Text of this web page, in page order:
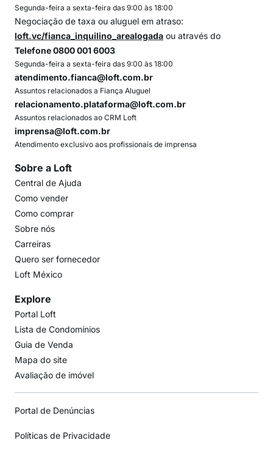
Segunda-feira a sexta-feira das 9:00 às 18:00
Negociação de taxa ou aluguel em atraso:
loft.vc/fianca_inquilino_arealogada ou através do
Telefone 0800 001 6003
Segunda-feira a sexta-feira das 9:00 às 18:00
atendimento.fianca@loft.com.br
Assuntos relacionados a Fiança Aluguel
relacionamento.plataforma@loft.com.br
Assuntos relacionados ao CRM Loft
imprensa@loft.com.br
Atendimento exclusivo aos profissionais de imprensa
Sobre a Loft
Central de Ajuda
Como vender
Como comprar
Sobre nós
Carreiras
Quero ser fornecedor
Loft México
Explore
Portal Loft
Lista de Condomínios
Guia de Venda
Mapa do site
Avaliação de imóvel
Portal de Denúncias
Políticas de Privacidade